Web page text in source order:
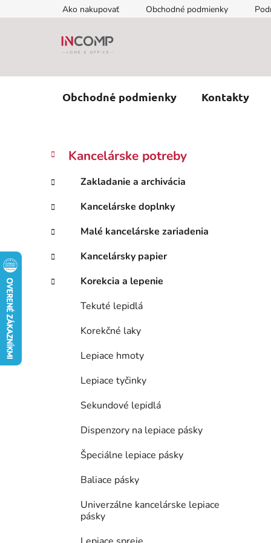
na
Ako nakupovať Obchodné podmienky
Obchodné podmienky Kontakty
B
č
ý
p
n
e
l
Preskočiť
kategórie
K
a
e
g
ó
r
e
Kancelárske potreby
Zakladanie a archivácia
Kancelárske doplnky
Malé kancelárske zariadenia
Kancelársky papier
Korekcia a lepenie
Tekuté lepidlá
Korekčné laky
Lepiace hmoty
Lepiace tyčinky
Sekundové lepidlá
Dispenzory na lepiace pásky
Špeciálne lepiace pásky
Baliace pásky
Univerzálne kancelárske lepiace
pásky